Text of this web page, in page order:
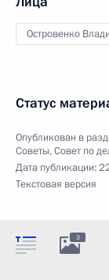
Островенко
Статус
Опубликован в
Советы,Совет по
Дата публикации:
Текстовая версия
3